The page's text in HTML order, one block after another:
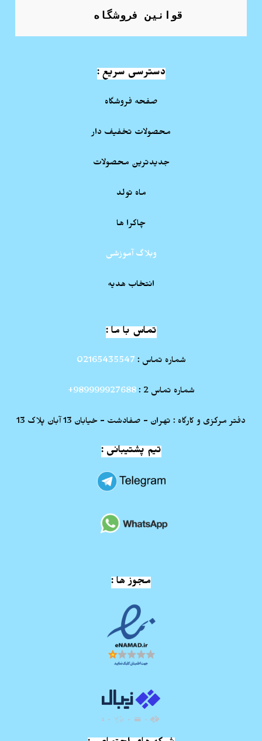
قوانین فروشگاه
دسترسی سریع :
صفحه فروشگاه
محصولات تخفیف دار
جدیدترین محصولات
ماه تولد
چاکرا ها
وبلاگ آموزشی
انتخاب هدیه
تماس با ما :
شماره تماس : 02165435547
شماره تماس 2 : 989999927688+
دفتر مرکزی و کارگاه : تهران - صفادشت - خیابان 13 آبان پلاک 13
تیم پشتیبانی :
مجوز ها :